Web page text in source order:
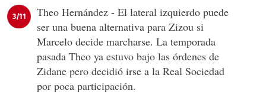
3/11
Theo Hernández - El lateral izquierdo puede
ser una buena alternativa para Zizou si
Marcelo decide marcharse. La temporada
pasada Theo ya estuvo bajo las órdenes de
Zidane pero decidió irse a la Real Sociedad
por poca participación.